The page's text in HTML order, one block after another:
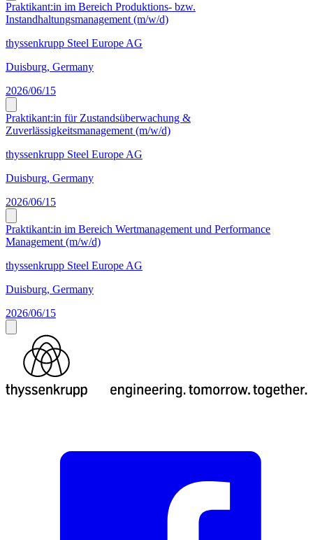
Praktikant:in im Bereich Produktions- bzw.
Instandhaltungsmanagement (m/w/d)
thyssenkrupp Steel Europe AG
Duisburg, Germany
2026/06/15
Praktikant:in für Zustandsüberwachung &
Zuverlässigkeitsmanagement (m/w/d)
thyssenkrupp Steel Europe AG
Duisburg, Germany
2026/06/15
Praktikant:in im Bereich Wertmanagement und Performance
Management (m/w/d)
thyssenkrupp Steel Europe AG
Duisburg, Germany
2026/06/15